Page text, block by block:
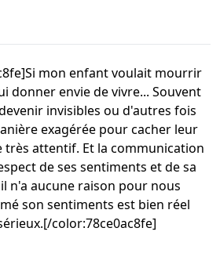
mon enfant voulait mourrir
donner envie de vivre... Souvent
invisibles ou d'autres fois
exagérée pour cacher leur
très attentif. Et la communication
de ses sentiments et de sa
n'a aucune raison pour nous
son sentiments est bien réel
color:78ce0ac8fe]